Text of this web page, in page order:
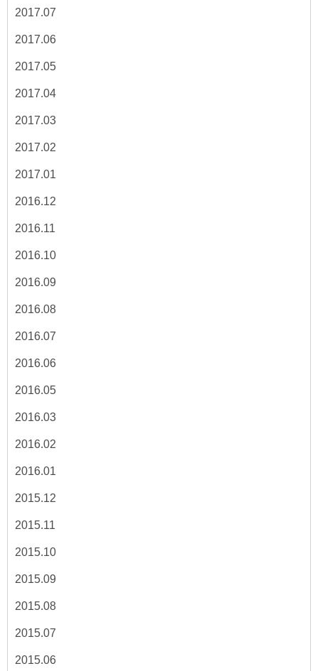
2017.07
2017.06
2017.05
2017.04
2017.03
2017.02
2017.01
2016.12
2016.11
2016.10
2016.09
2016.08
2016.07
2016.06
2016.05
2016.03
2016.02
2016.01
2015.12
2015.11
2015.10
2015.09
2015.08
2015.07
2015.06